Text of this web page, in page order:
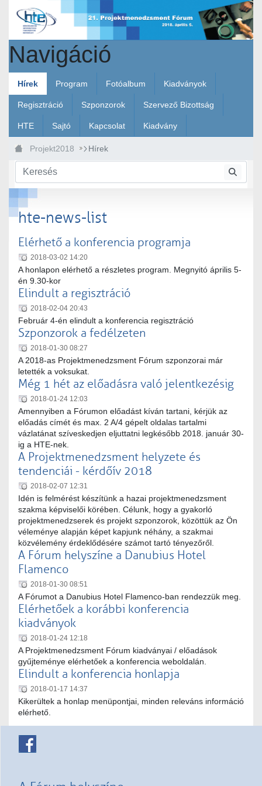
Ugrás a fő tartalomhoz
Navigáció
Hírek Program Fotóalbum Kiadványok
Regisztráció Szponzorok Szervező Bizottság
HTE Sajtó Kapcsolat Kiadvány
Projekt2018 Hírek
hte-news-list
Elérhető a konferencia programja
2018-03-02 14:20
A honlapon elérhető a részletes program. Megnyitó április 5-
én 9.30-kor
Elindult a regisztráció
2018-02-04 20:43
Február 4-én elindult a konferencia regisztráció
Szponzorok a fedélzeten
2018-01-30 08:27
A 2018-as Projektmenedzsment Fórum szponzorai már
letették a voksukat.
Még 1 hét az előadásra való jelentkezésig
2018-01-24 12:03
Amennyiben a Fórumon előadást kíván tartani, kérjük az
előadás címét és max. 2 A/4 gépelt oldalas tartalmi
vázlatánat szíveskedjen eljuttatni legkésőbb 2018. január 30-
ig a HTE-nek.
A Projektmenedzsment helyzete és
tendenciái - kérdőív 2018
2018-02-07 12:31
Idén is felmérést készítünk a hazai projektmenedzsment
szakma képviselői körében. Célunk, hogy a gyakorló
projektmenedzserek és projekt szponzorok, közöttük az Ön
véleménye alapján képet kapjunk néhány, a szakmai
közvélemény érdeklődésére számot tartó tényezőről.
A Fórum helyszíne a Danubius Hotel
Flamenco
2018-01-30 08:51
A Fórumot a Danubius Hotel Flamenco-ban rendezzük meg.
Elérhetőek a korábbi konferencia
kiadványok
2018-01-24 12:18
A Projektmenedzsment Fórum kiadványai / előadások
gyűjteménye elérhetőek a konferencia weboldalán.
Elindult a konferencia honlapja
2018-01-17 14:37
Kikerültek a honlap menüpontjai, minden releváns információ
elérhető.